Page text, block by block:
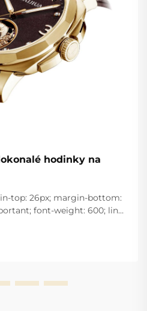
hodinky na
top: 26px; margin-bottom:
font-weight: 600; line-